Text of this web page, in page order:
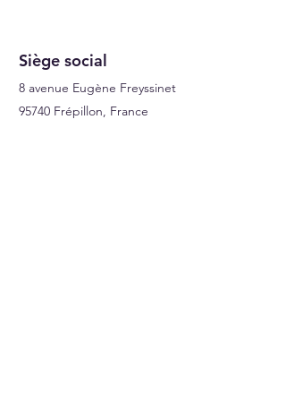
Siège social
8 avenue Eugène Freyssinet
95740 Frépillon, France